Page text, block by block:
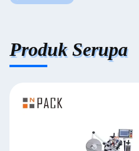
Produk Serupa